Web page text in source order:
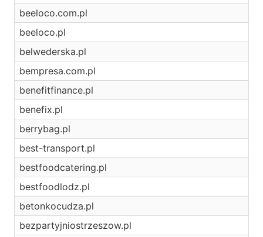
beeloco.com.pl
beeloco.pl
belwederska.pl
bempresa.com.pl
benefitfinance.pl
benefix.pl
berrybag.pl
best-transport.pl
bestfoodcatering.pl
bestfoodlodz.pl
betonkocudza.pl
bezpartyjniostrzeszow.pl